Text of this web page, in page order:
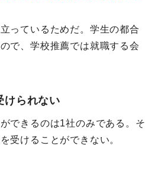
っているためだ。学生の都合
で、学校推薦では就職する会
けられない
できるのは1社のみである。そ
受けることができない。